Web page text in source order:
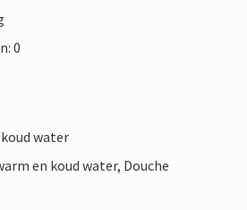
0
water
en koud water, Douche